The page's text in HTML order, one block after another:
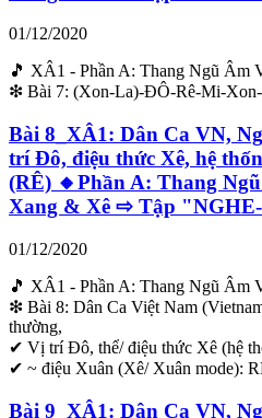
01/12/2020
🎵 XÂ1 - Phần A: Thang Ngũ
❇ Bài 7: (Xon-La)-ĐÔ-Rê-Mi-
Bài 8_XÂ1: Dân Ca VN,
trí Đô, điệu thức Xê, hệ
(RÊ) 🔸Phần A: Thang
Xang & Xê ⇨ Tập
01/12/2020
🎵 XÂ1 - Phần A: Thang Ngũ
❇ Bài 8: Dân Ca Việt Nam
thường,
✔ Vị trí Đô, thể/ điệu thức Xê (hệ
✔ ~ điệu Xuân (Xê/ Xuân mode):
Bài 9_XÂ1: Dân Ca VN,